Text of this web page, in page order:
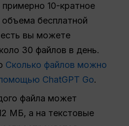
примерно 10-кратное
бесплатной
есть вы можете
30 файлов в день.
Сколько файлов можно
ChatGPT Go.
файла может
МБ, а на текстовые